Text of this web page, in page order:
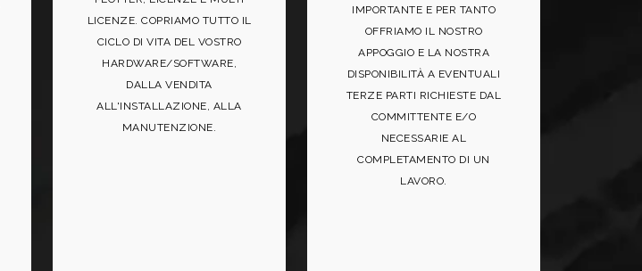
LICENZE. COPRIAMO TUTTO IL
CICLO DI VITA DEL VOSTRO
HARDWARE/SOFTWARE,
DALLA VENDITA
ALL'INSTALLAZIONE, ALLA
MANUTENZIONE.
IMPORTANTE E PER TANTO
OFFRIAMO IL NOSTRO
APPOGGIO E LA NOSTRA
DISPONIBILITÀ A EVENTUALI
TERZE PARTI RICHIESTE DAL
COMMITTENTE E/O
NECESSARIE AL
COMPLETAMENTO DI UN
LAVORO.